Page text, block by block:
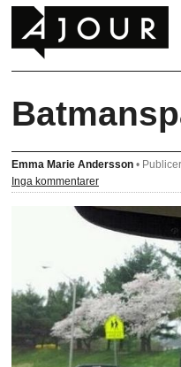
Emma Marie Andersson •
Inga kommentarer